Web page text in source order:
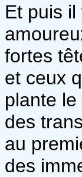
Et puis
fortes
et ceux
plante
des
au
des